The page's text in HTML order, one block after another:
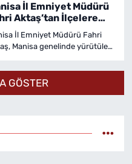
namazın insan hayatına
etkileri anlattı.
İl Emniyet Müdürü
Aktaş’tan İlçelere
Ziyareti
İl Emniyet Müdürü Fahri
Manisa genelinde yürütülen
incelemek amacıyla ilçeleri
ederek denetimlerde
GÖSTER